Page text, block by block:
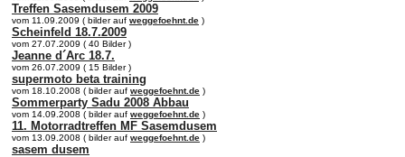
Treffen Sasemdusem 2009
vom 11.09.2009 ( bilder auf weggefoehnt.de )
Scheinfeld 18.7.2009
vom 27.07.2009 ( 40 Bilder )
Jeanne d´Arc 18.7.
vom 26.07.2009 ( 15 Bilder )
supermoto beta training
vom 18.10.2008 ( bilder auf weggefoehnt.de )
Sommerparty Sadu 2008 Abbau
vom 14.09.2008 ( bilder auf weggefoehnt.de )
11. Motorradtreffen MF Sasemdusem
vom 13.09.2008 ( bilder auf weggefoehnt.de )
sasem dusem